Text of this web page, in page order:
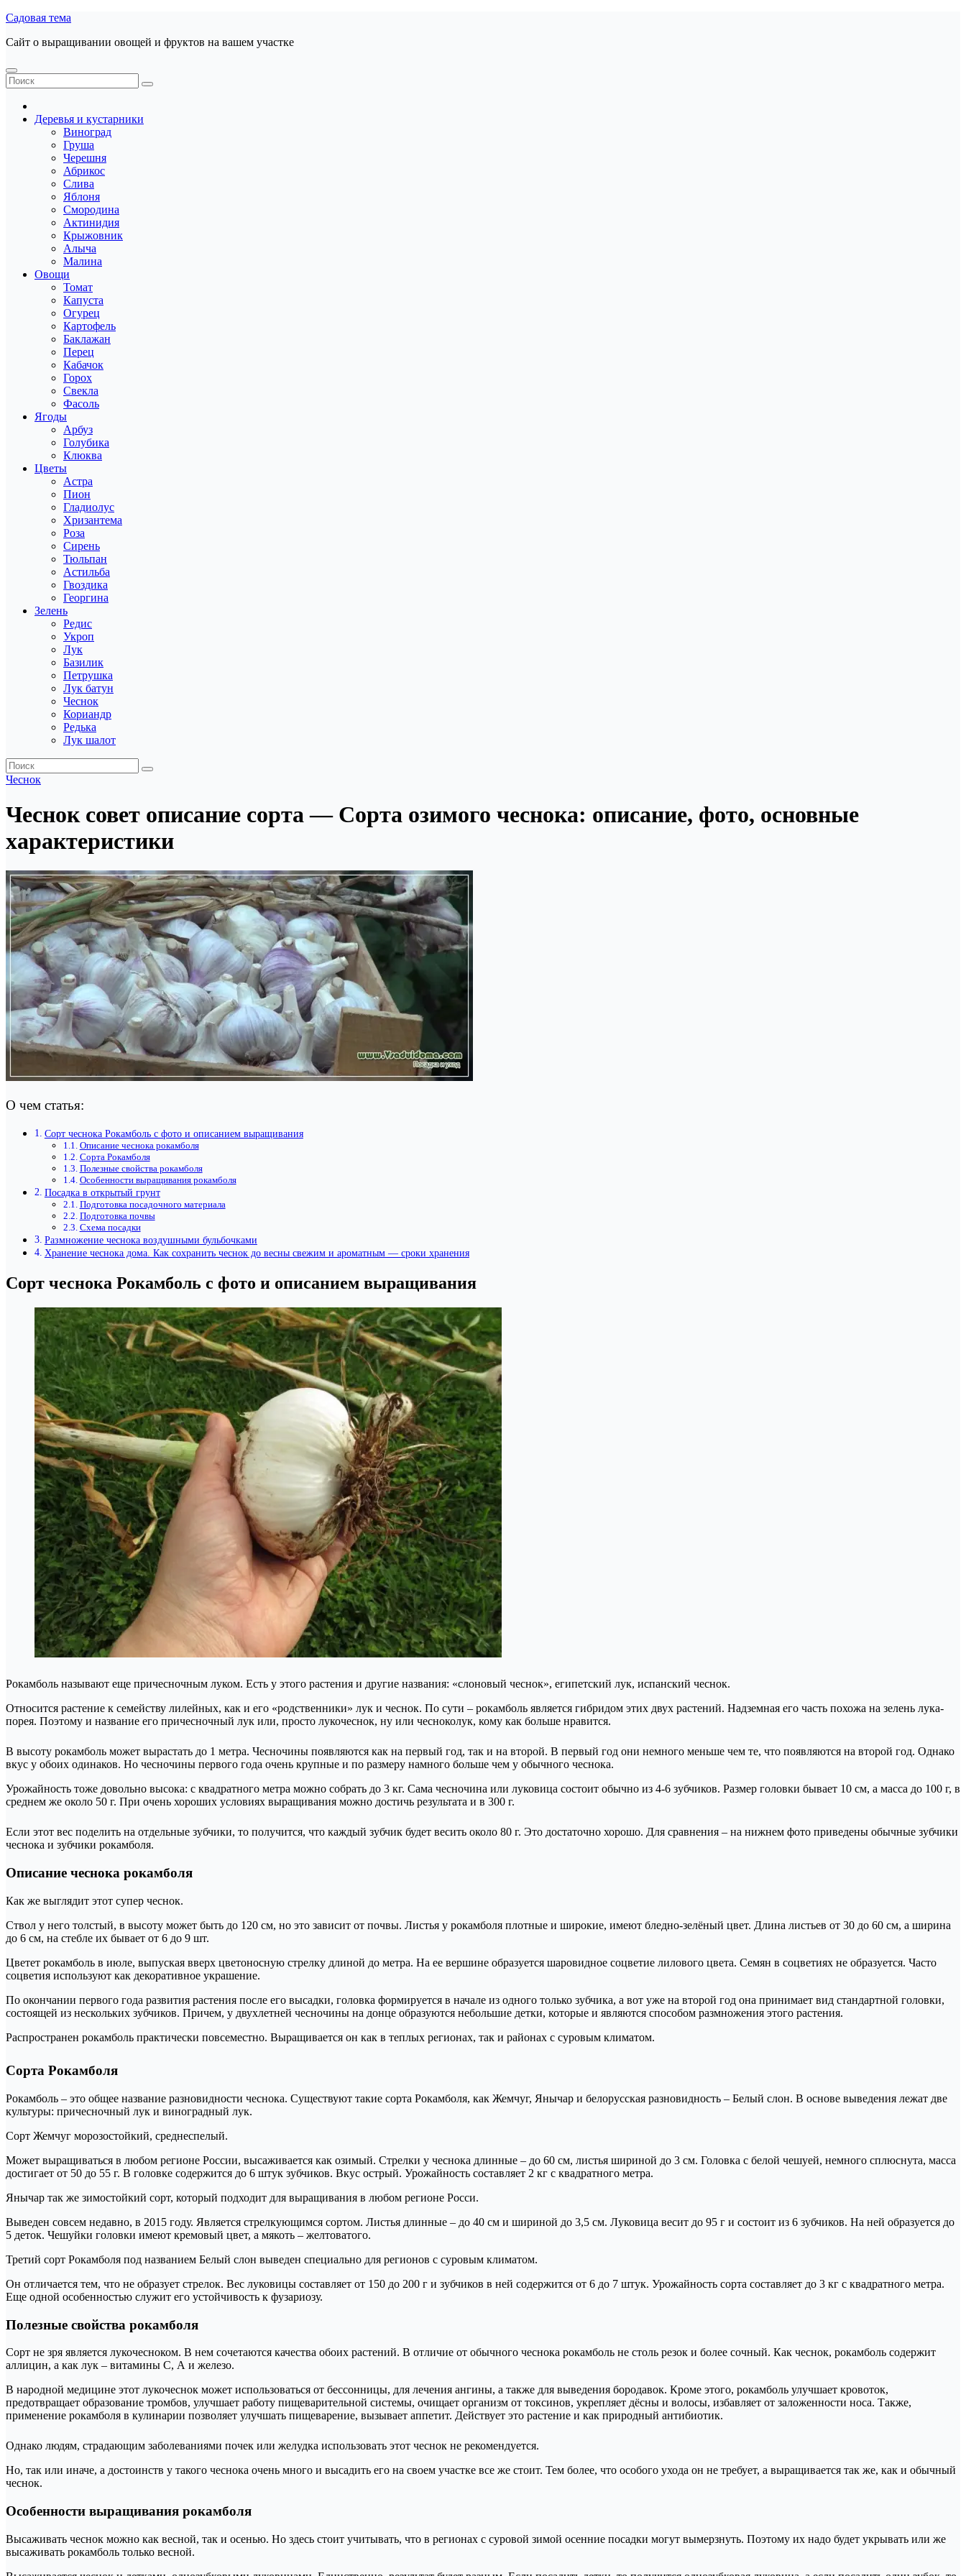
Перейти
содержанию
Садовая тема
Сайт о выращивании овощей и фруктов на вашем участке
Деревья и кустарники
Виноград
Груша
Черешня
Абрикос
Слива
Яблоня
Смородина
Актинидия
Крыжовник
Алыча
Малина
Овощи
Томат
Капуста
Огурец
Картофель
Баклажан
Перец
Кабачок
Горох
Свекла
Фасоль
Ягоды
Арбуз
Голубика
Клюква
Цветы
Астра
Пион
Гладиолус
Хризантема
Роза
Сирень
Тюльпан
Астильба
Гвоздика
Георгина
Зелень
Редис
Укроп
Лук
Базилик
Петрушка
Лук батун
Чеснок
Кориандр
Редька
Лук шалот
Чеснок
Чеснок совет описание сорта — Сорта озимого чеснока: описание, фото, основные
характеристики
О чем статья:
Сорт чеснока Рокамболь с фото и описанием выращивания
Описание чеснока рокамболя
Сорта Рокамболя
Полезные свойства рокамболя
Особенности выращивания рокамболя
Посадка в открытый грунт
Подготовка посадочного материала
Подготовка почвы
Схема посадки
Размножение чеснока воздушными бульбочками
Хранение чеснока дома. Как сохранить чеснок до весны свежим и ароматным — сроки хранения
Сорт чеснока Рокамболь с фото и описанием выращивания
Рокамболь называют еще причесночным луком. Есть у этого растения и другие названия: «слоновый чеснок», египетский лук, испанский чеснок.
Относится растение к семейству лилейных, как и его «родственники» лук и чеснок. По сути – рокамболь является гибридом этих двух растений. Надземная его часть похожа на зелень лука-
порея. Поэтому и название его причесночный лук или, просто лукочеснок, ну или чесноколук, кому как больше нравится.
В высоту рокамболь может вырастать до 1 метра. Чесночины появляются как на первый год, так и на второй. В первый год они немного меньше чем те, что появляются на второй год. Однако
вкус у обоих одинаков. Но чесночины первого года очень крупные и по размеру намного больше чем у обычного чеснока.
Урожайность тоже довольно высока: с квадратного метра можно собрать до 3 кг. Сама чесночина или луковица состоит обычно из 4-6 зубчиков. Размер головки бывает 10 см, а масса до 100 г, в
среднем же около 50 г. При очень хороших условиях выращивания можно достичь результата и в 300 г.
Если этот вес поделить на отдельные зубчики, то получится, что каждый зубчик будет весить около 80 г. Это достаточно хорошо. Для сравнения – на нижнем фото приведены обычные зубчики
чеснока и зубчики рокамболя.
Описание чеснока рокамболя
Как же выглядит этот супер чеснок.
Ствол у него толстый, в высоту может быть до 120 см, но это зависит от почвы. Листья у рокамболя плотные и широкие, имеют бледно-зелёный цвет. Длина листьев от 30 до 60 см, а ширина
до 6 см, на стебле их бывает от 6 до 9 шт.
Цветет рокамболь в июле, выпуская вверх цветоносную стрелку длиной до метра. На ее вершине образуется шаровидное соцветие лилового цвета. Семян в соцветиях не образуется. Часто
соцветия используют как декоративное украшение.
По окончании первого года развития растения после его высадки, головка формируется в начале из одного только зубчика, а вот уже на второй год она принимает вид стандартной головки,
состоящей из нескольких зубчиков. Причем, у двухлетней чесночины на донце образуются небольшие детки, которые и являются способом размножения этого растения.
Распространен рокамболь практически повсеместно. Выращивается он как в теплых регионах, так и районах с суровым климатом.
Сорта Рокамболя
Рокамболь – это общее название разновидности чеснока. Существуют такие сорта Рокамболя, как Жемчуг, Янычар и белорусская разновидность – Белый слон. В основе выведения лежат две
культуры: причесночный лук и виноградный лук.
Сорт Жемчуг морозостойкий, среднеспелый.
Может выращиваться в любом регионе России, высаживается как озимый. Стрелки у чеснока длинные – до 60 см, листья шириной до 3 см. Головка с белой чешуей, немного сплюснута, масса
достигает от 50 до 55 г. В головке содержится до 6 штук зубчиков. Вкус острый. Урожайность составляет 2 кг с квадратного метра.
Янычар так же зимостойкий сорт, который подходит для выращивания в любом регионе Росси.
Выведен совсем недавно, в 2015 году. Является стрелкующимся сортом. Листья длинные – до 40 см и шириной до 3,5 см. Луковица весит до 95 г и состоит из 6 зубчиков. На ней образуется до
5 деток. Чешуйки головки имеют кремовый цвет, а мякоть – желтоватого.
Третий сорт Рокамболя под названием Белый слон выведен специально для регионов с суровым климатом.
Он отличается тем, что не образует стрелок. Вес луковицы составляет от 150 до 200 г и зубчиков в ней содержится от 6 до 7 штук. Урожайность сорта составляет до 3 кг с квадратного метра.
Еще одной особенностью служит его устойчивость к фузариозу.
Полезные свойства рокамболя
Сорт не зря является лукочесноком. В нем сочетаются качества обоих растений. В отличие от обычного чеснока рокамболь не столь резок и более сочный. Как чеснок, рокамболь содержит
аллицин, а как лук – витамины С, А и железо.
В народной медицине этот лукочеснок может использоваться от бессонницы, для лечения ангины, а также для выведения бородавок. Кроме этого, рокамболь улучшает кровоток,
предотвращает образование тромбов, улучшает работу пищеварительной системы, очищает организм от токсинов, укрепляет дёсны и волосы, избавляет от заложенности носа. Также,
применение рокамболя в кулинарии позволяет улучшать пищеварение, вызывает аппетит. Действует это растение и как природный антибиотик.
Однако людям, страдающим заболеваниями почек или желудка использовать этот чеснок не рекомендуется.
Но, так или иначе, а достоинств у такого чеснока очень много и высадить его на своем участке все же стоит. Тем более, что особого ухода он не требует, а выращивается так же, как и обычный
чеснок.
Особенности выращивания рокамболя
Высаживать чеснок можно как весной, так и осенью. Но здесь стоит учитывать, что в регионах с суровой зимой осенние посадки могут вымерзнуть. Поэтому их надо будет укрывать или же
высаживать рокамболь только весной.